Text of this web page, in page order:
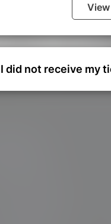
I did not receive my